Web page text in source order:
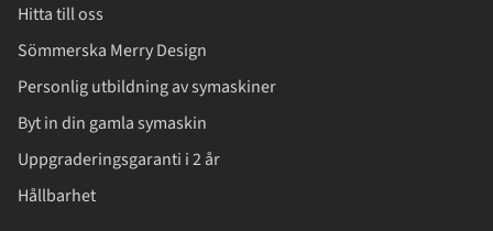
Hitta till oss
Sömmerska Merry Design
Personlig utbildning av symaskiner
Byt in din gamla symaskin
Uppgraderingsgaranti i 2 år
Hållbarhet